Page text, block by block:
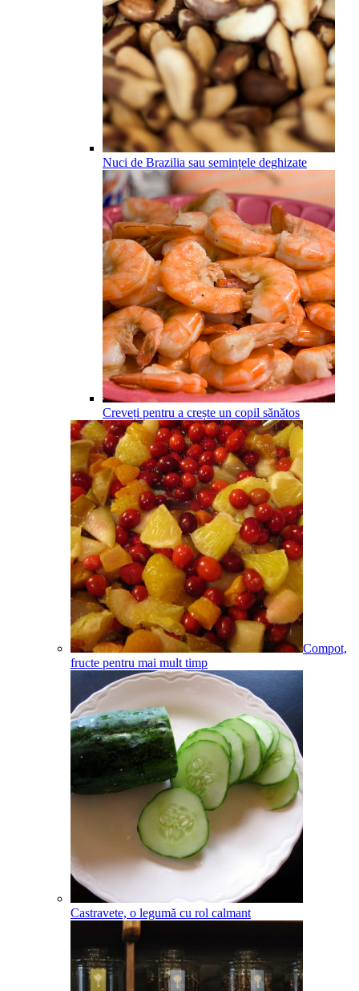
Nuci de Brazilia sau semințele deghizate
Creveți pentru a crește un copil sănătos
Compot,
fructe pentru mai mult timp
Castravete, o legumă cu rol calmant